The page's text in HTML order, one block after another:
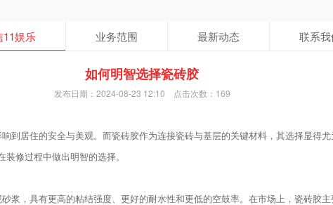
11娱乐 业务范围 最新动态 联系我
如何明智选择瓷砖胶
发布日期：2024-08-23 12:10 点击次数：169
到居住的安全与美观。而瓷砖胶作为连接瓷砖与基层的关键材料，其选择显得
修过程中做出明智的选择。
浆，具有更高的粘结强度、更好的耐水性和更低的空鼓率。在市场上，瓷砖胶